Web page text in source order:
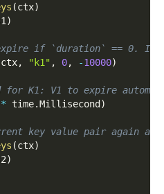
(ctx)
)
if `duration` == 0. It
ctx, "k1" , 0, -10000)
for K1: V1 to expire
* time.Millisecond )
key value pair again
(ctx)
)